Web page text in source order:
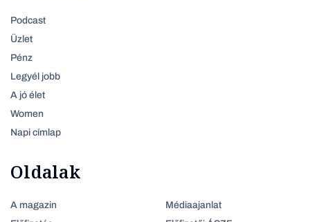
Podcast
Üzlet
Pénz
Legyél jobb
A jó élet
Women
Napi címlap
Oldalak
A magazin
Médiaajanlat